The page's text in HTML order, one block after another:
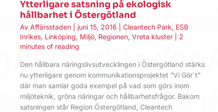
Ytterligare satsning på ekologisk
hållbarhet i Östergötland
Av Affärsstaden juni 15, 2016 Cleantech Park, ESB
Inrikes, Linköping, Miljö, Regionen, Vreta kluster
2
minutes of reading
Den hållbara näringslivsutvecklingen i Östergötland stärks
nu ytterligare genom kommunikationsprojektet ”Vi Gör´t”
där man samlar goda exempel på vad som görs inom
miljöteknik, gröna näringar och hållbarhetsfrågor. Bakom
satsningen står Region Östergötland, Cleantech